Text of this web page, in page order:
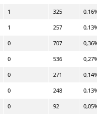
1 325
1 257
0 707
0 536
0 271
0 248
0 92